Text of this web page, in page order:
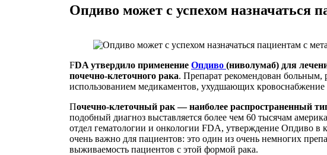
Опдиво может с успехом назначаться
FDA утвердило применение Опдиво (ниволумаб) для
почечно-клеточного рака. Препарат рекомендован больным,
использованием медикаментов, ухудшающих кровоснабжение
Почечно-клеточный рак — наиболее распространенный
подобный диагноз выставляется более чем 60 тысячам
отдел гематологии и онкологии FDA, утверждение Опдиво в
очень важно для пациентов: это один из очень немногих
выживаемость пациентов с этой формой рака.